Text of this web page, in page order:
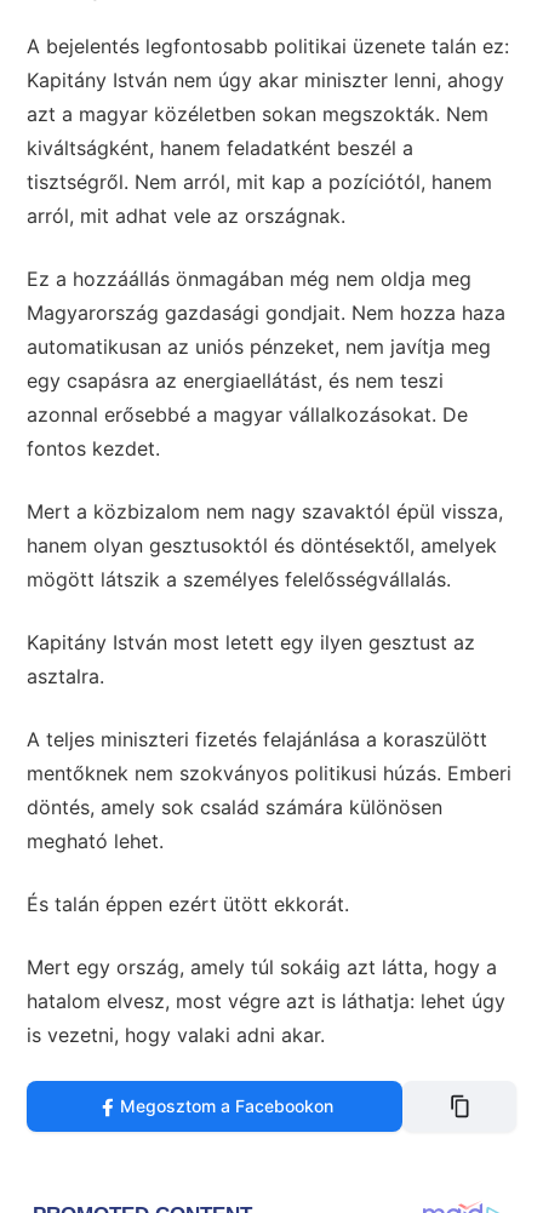
A bejelentés legfontosabb politikai üzenete talán ez:
Kapitány István nem úgy akar miniszter lenni, ahogy
azt a magyar közéletben sokan megszokták. Nem
kiváltságként, hanem feladatként beszél a
tisztségről. Nem arról, mit kap a pozíciótól, hanem
arról, mit adhat vele az országnak.
Ez a hozzáállás önmagában még nem oldja meg
Magyarország gazdasági gondjait. Nem hozza haza
automatikusan az uniós pénzeket, nem javítja meg
egy csapásra az energiaellátást, és nem teszi
azonnal erősebbé a magyar vállalkozásokat. De
fontos kezdet.
Mert a közbizalom nem nagy szavaktól épül vissza,
hanem olyan gesztusoktól és döntésektől, amelyek
mögött látszik a személyes felelősségvállalás.
Kapitány István most letett egy ilyen gesztust az
asztalra.
A teljes miniszteri fizetés felajánlása a koraszülött
mentőknek nem szokványos politikusi húzás. Emberi
döntés, amely sok család számára különösen
megható lehet.
És talán éppen ezért ütött ekkorát.
Mert egy ország, amely túl sokáig azt látta, hogy a
hatalom elvesz, most végre azt is láthatja: lehet úgy
is vezetni, hogy valaki adni akar.
Megosztom a Facebookon